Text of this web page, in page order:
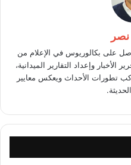
على بكالوريوس في الإعلام من
وإعداد التقارير الميدانية،
تطورات الأحداث ويعكس معايير